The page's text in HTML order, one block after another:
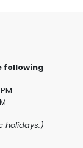
following
holidays.)